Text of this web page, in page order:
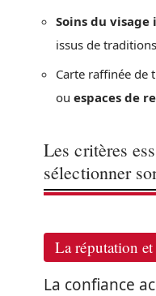
Soins du
issus de
Carte raffinée de
ou espaces de
Les critères
sélectionner
La réputation
La confiance